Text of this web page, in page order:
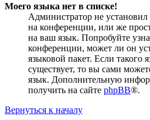
Моего языка нет в списке!
Администратор не
на конференции, или же
на ваш язык. Попробуйте
конференции, может ли он
языковой пакет. Если такого
существует, то вы сами
язык. Дополнительную
получить на сайте phpBB®.
Вернуться к началу